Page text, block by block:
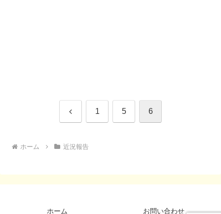
前 1 5 6
ホーム 近況報告
ホーム お問い合わせ